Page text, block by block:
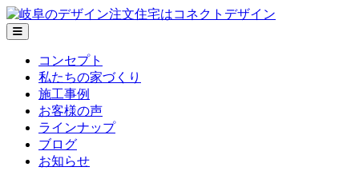
メ
ニ
コンセプト
私たちの家づくり
施工事例
お客様の声
ラインナップ
ブログ
お知らせ